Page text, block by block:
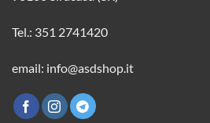
Tel.: 351 2741420
email: info@asdshop.it